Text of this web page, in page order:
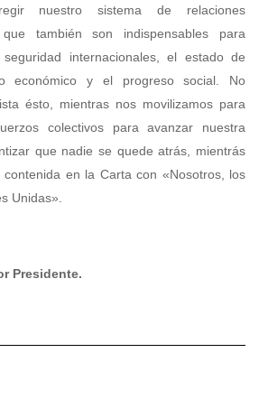
nuestro sistema de relaciones
también son indispensables para
internacionales, el estado de
económico y el progreso social. No
ésto, mientras nos movilizamos para
colectivos para avanzar nuestra
que nadie se quede atrás, mientrás
en la Carta con «Nosotros, los
Unidas».
Presidente.